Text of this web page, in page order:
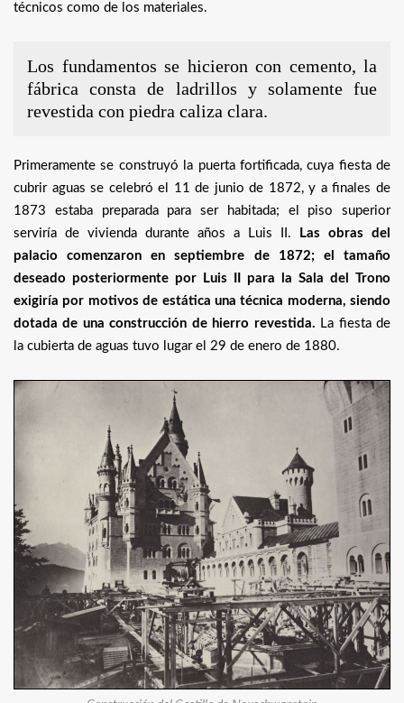
técnicos como de los materiales.
Los fundamentos se hicieron con cemento, la
fábrica consta de ladrillos y solamente fue
revestida con piedra caliza clara.
Primeramente se construyó la puerta fortificada, cuya fiesta de
cubrir aguas se celebró el 11 de junio de 1872, y a finales de
1873 estaba preparada para ser habitada; el piso superior
serviría de vivienda durante años a Luis II.
Las obras del
palacio comenzaron en septiembre de 1872; el tamaño
deseado posteriormente por Luis II para la Sala del Trono
exigiría por motivos de estática una técnica moderna, siendo
dotada de una construcción de hierro revestida. La fiesta de
la cubierta de aguas tuvo lugar el 29 de enero de 1880.